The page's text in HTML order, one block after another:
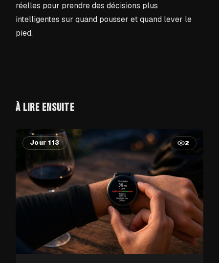
réelles pour prendre des décisions plus
intelligentes sur quand pousser et quand lever le
pied.
À LIRE ENSUITE
Jour 113 2